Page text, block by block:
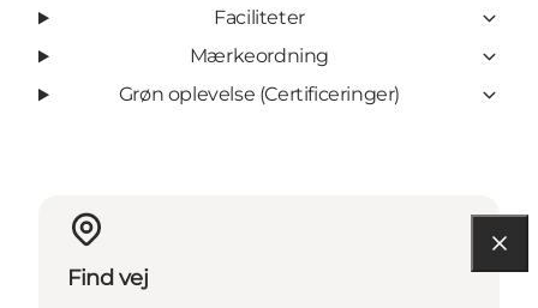
Faciliteter
Mærkeordning
Grøn oplevelse (Certificeringer)
Find vej